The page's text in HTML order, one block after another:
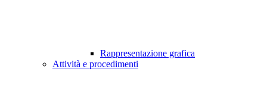
Rappresentazione grafica
Attività e procedimenti